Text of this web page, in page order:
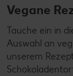
Vegane
Tauche ein in
Auswahl an
unserem